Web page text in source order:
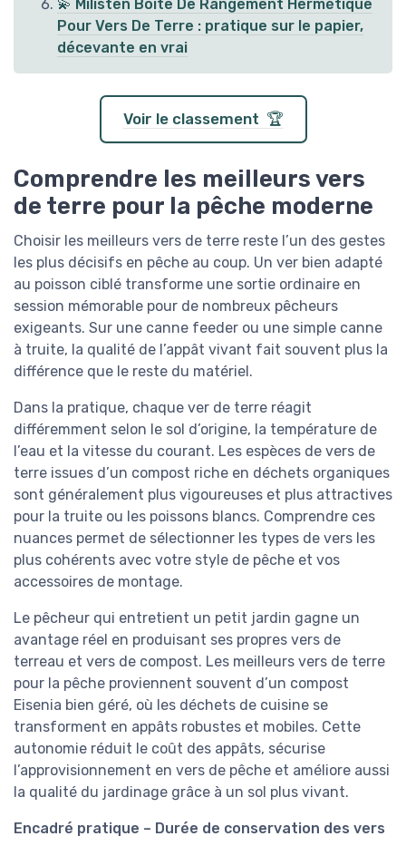
💫 Milisten Boîte De Rangement Hermétique
Pour Vers De Terre : pratique sur le papier,
décevante en vrai
Voir le classement 🏆
Comprendre les meilleurs vers
de terre pour la pêche moderne
Choisir les meilleurs vers de terre reste l’un des gestes
les plus décisifs en pêche au coup. Un ver bien adapté
au poisson ciblé transforme une sortie ordinaire en
session mémorable pour de nombreux pêcheurs
exigeants. Sur une canne feeder ou une simple canne
à truite, la qualité de l’appât vivant fait souvent plus la
différence que le reste du matériel.
Dans la pratique, chaque ver de terre réagit
différemment selon le sol d’origine, la température de
l’eau et la vitesse du courant. Les espèces de vers de
terre issues d’un compost riche en déchets organiques
sont généralement plus vigoureuses et plus attractives
pour la truite ou les poissons blancs. Comprendre ces
nuances permet de sélectionner les types de vers les
plus cohérents avec votre style de pêche et vos
accessoires de montage.
Le pêcheur qui entretient un petit jardin gagne un
avantage réel en produisant ses propres vers de
terreau et vers de compost. Les meilleurs vers de terre
pour la pêche proviennent souvent d’un compost
Eisenia bien géré, où les déchets de cuisine se
transforment en appâts robustes et mobiles. Cette
autonomie réduit le coût des appâts, sécurise
l’approvisionnement en vers de pêche et améliore aussi
la qualité du jardinage grâce à un sol plus vivant.
Encadré pratique – Durée de conservation des vers